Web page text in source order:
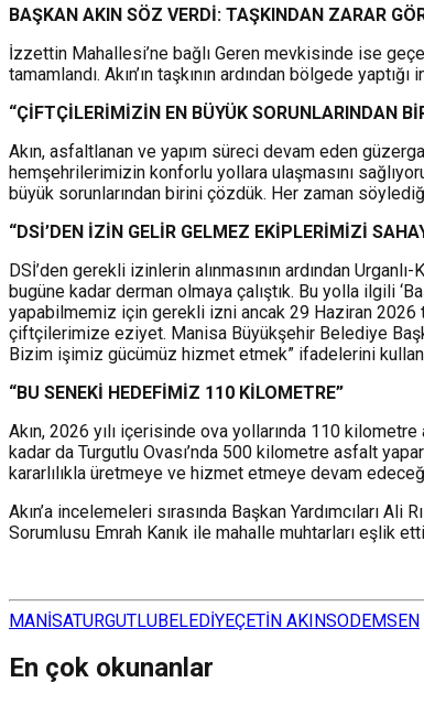
BAŞKAN AKIN SÖZ VERDİ: TAŞKINDAN ZARAR
İzzettin Mahallesi’ne bağlı Geren mevkisinde ise
tamamlandı. Akın’ın taşkının ardından bölgede
“ÇİFTÇİLERİMİZİN EN BÜYÜK SORUNLARINDAN
Akın, asfaltlanan ve yapım süreci devam eden
hemşehrilerimizin konforlu yollara ulaşmasını
büyük sorunlarından birini çözdük. Her zaman
“DSİ’DEN İZİN GELİR GELMEZ EKİPLERİMİZİ
DSİ’den gerekli izinlerin alınmasının ardından
bugüne kadar derman olmaya çalıştık. Bu yolla ilgili
yapabilmemiz için gerekli izni ancak 29 Haziran 2026
çiftçilerimize eziyet. Manisa Büyükşehir Belediye
Bizim işimiz gücümüz hizmet etmek” ifadelerini
“BU SENEKİ HEDEFİMİZ 110 KİLOMETRE”
Akın, 2026 yılı içerisinde ova yollarında 110
kadar da Turgutlu Ovası’nda 500 kilometre asfalt
kararlılıkla üretmeye ve hizmet etmeye devam
Akın’a incelemeleri sırasında Başkan Yardımcıları
Sorumlusu Emrah Kanık ile mahalle muhtarları eşlik
MANİSATURGUTLUBELEDİYEÇETİN AKINSODEMSEN
En çok okunanlar